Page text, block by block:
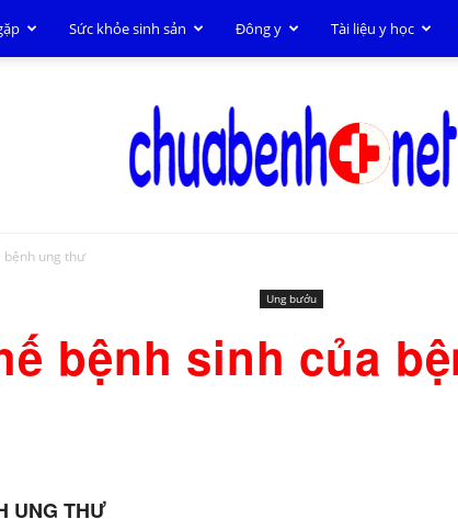
Sức khỏe sinh sản Đông y Tài liệu y học
bệnh ung thư
Ung bướu
bệnh sinh của
UNG THƯ